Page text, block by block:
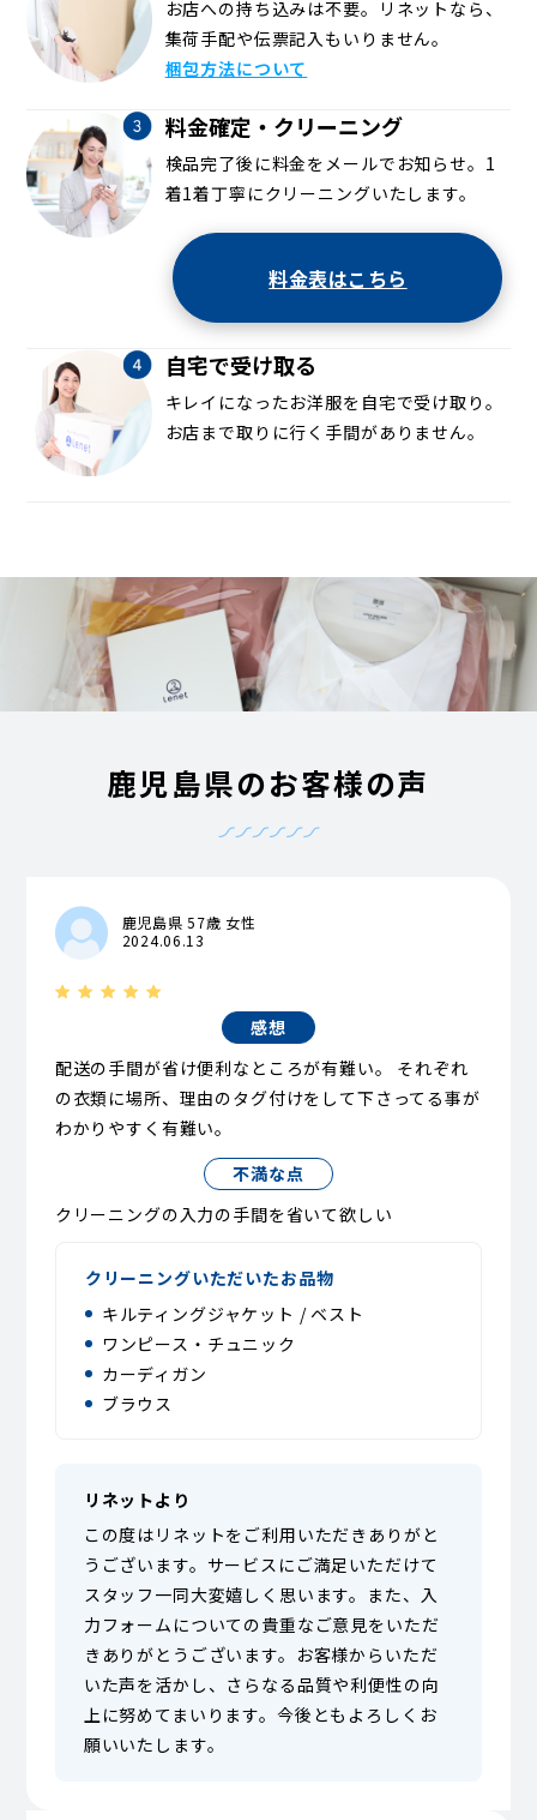
お店への持ち込みは不要。リネットなら、
集荷手配や伝票記入もいりません。
梱包方法について
料金確定・クリーニング
検品完了後に料金をメールでお知らせ。1
着1着丁寧にクリーニングいたします。
料金表はこちら
自宅で受け取る
キレイになったお洋服を自宅で受け取り。
お店まで取りに行く手間がありません。
鹿児島県のお客様の声
鹿児島県 57歳 女性
2024.06.13
感想
配送の手間が省け便利なところが有難い。 それぞれ
の衣類に場所、理由のタグ付けをして下さってる事が
わかりやすく有難い。
不満な点
クリーニングの入力の手間を省いて欲しい
クリーニングいただいたお品物
キルティングジャケット / ベスト
ワンピース・チュニック
カーディガン
ブラウス
リネットより
この度はリネットをご利用いただきありがと
うございます。サービスにご満足いただけて
スタッフ一同大変嬉しく思います。また、入
力フォームについての貴重なご意見をいただ
きありがとうございます。お客様からいただ
いた声を活かし、さらなる品質や利便性の向
上に努めてまいります。今後ともよろしくお
願いいたします。